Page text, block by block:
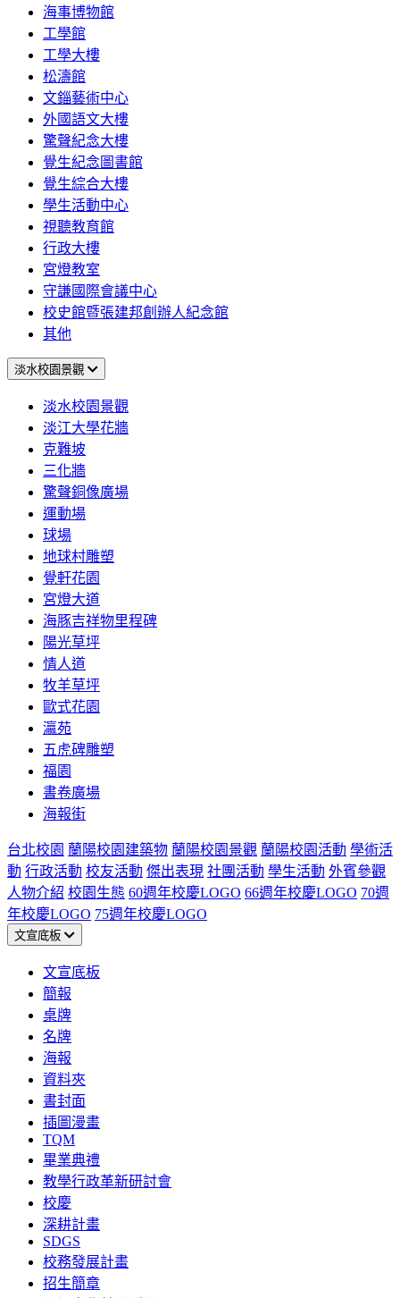
海事博物館
工學館
工學大樓
松濤館
文錙藝術中心
外國語文大樓
驚聲紀念大樓
覺生紀念圖書館
覺生綜合大樓
學生活動中心
視聽教育館
行政大樓
宮燈教室
守謙國際會議中心
校史館暨張建邦創辦人紀念館
其他
淡水校園景觀
淡水校園景觀
淡江大學花牆
克難坡
三化牆
驚聲銅像廣場
運動場
球場
地球村雕塑
覺軒花園
宮燈大道
海豚吉祥物里程碑
陽光草坪
情人道
牧羊草坪
歐式花園
瀛苑
五虎碑雕塑
福園
書卷廣場
海報街
台北校園 蘭陽校園建築物 蘭陽校園景觀 蘭陽校園活動 學術活
動 行政活動 校友活動 傑出表現 社團活動 學生活動 外賓參觀
人物介紹 校園生態 60週年校慶LOGO 66週年校慶LOGO 70週
年校慶LOGO 75週年校慶LOGO
文宣底板
文宣底板
簡報
桌牌
名牌
海報
資料夾
書封面
插圖漫畫
TQM
畢業典禮
教學行政革新研討會
校慶
深耕計畫
SDGS
校務發展計畫
招生簡章